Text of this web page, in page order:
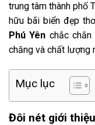
trung tâm thành phố
hữu bãi biển đẹp
Phú Yên chắc
chăng và chất lượng
Mục lục
Đôi nét giới